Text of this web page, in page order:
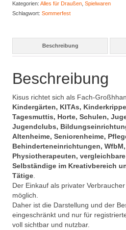
Kategorien: Alles für Draußen Spielwaren
Schlagwort: Sommerfest
Beschreibung
Beschreibung
Kisus richtet sich als Fach-
Kindergärten, KITAs,
Tagesmuttis, Horte, Schulen,
Jugendclubs,
Altenheime, Seniorenheime,
Behinderteneinrichtungen,
Physiotherapeuten,
Selbständige im Kreativbereich
Tätige
Der Einkauf als privater
möglich.
Daher ist die Darstellung und der
eingeschränkt und nur für
voll sichtbar und nutzbar.